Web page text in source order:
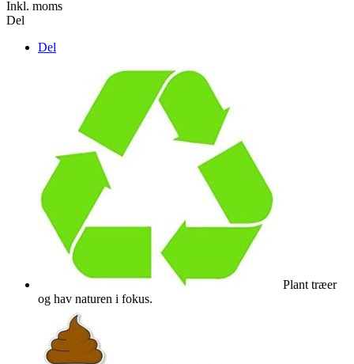
Inkl. moms
Del
Del
Plant træer
og hav naturen i fokus.